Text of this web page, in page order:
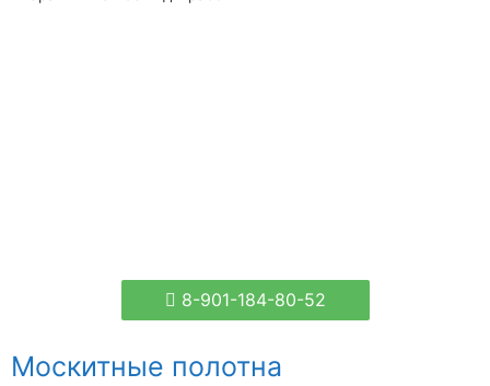
8-901-184-80-52
Москитные полотна